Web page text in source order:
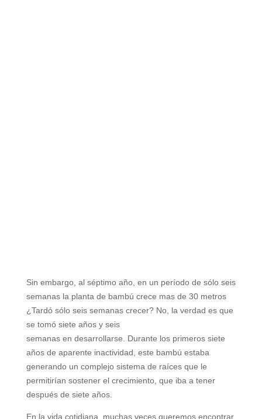
Sin embargo, al séptimo año, en un período de sólo seis
semanas la planta de bambú crece mas de 30 metros
¿Tardó sólo seis semanas crecer? No, la verdad es que
se tomó siete años y seis
semanas en desarrollarse. Durante los primeros siete
años de aparente inactividad, este bambú estaba
generando un complejo sistema de raíces que le
permitirían sostener el crecimiento, que iba a tener
después de siete años.
En la vida cotidiana, muchas veces queremos encontrar